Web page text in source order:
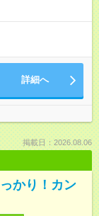
詳細へ
掲載日：2026.08.06
かり！カン